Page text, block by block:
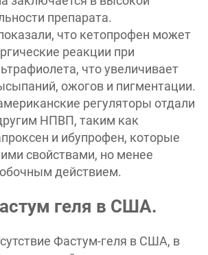
препарата.
что кетопрофен может
реакции при
что увеличивает
ожогов и пигментации.
регуляторы отдали
НПВП, таким как
и ибупрофен, которые
свойствами, но менее
действием.
геля в США.
Фастум-геля в США, в